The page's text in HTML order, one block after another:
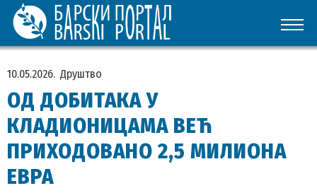
10.05.2026. Друштво
ОД ДОБИТАКА У
КЛАДИОНИЦАМА ВЕЋ
ПРИХОДОВАНО 2,5 МИЛИОНА
ЕВРА